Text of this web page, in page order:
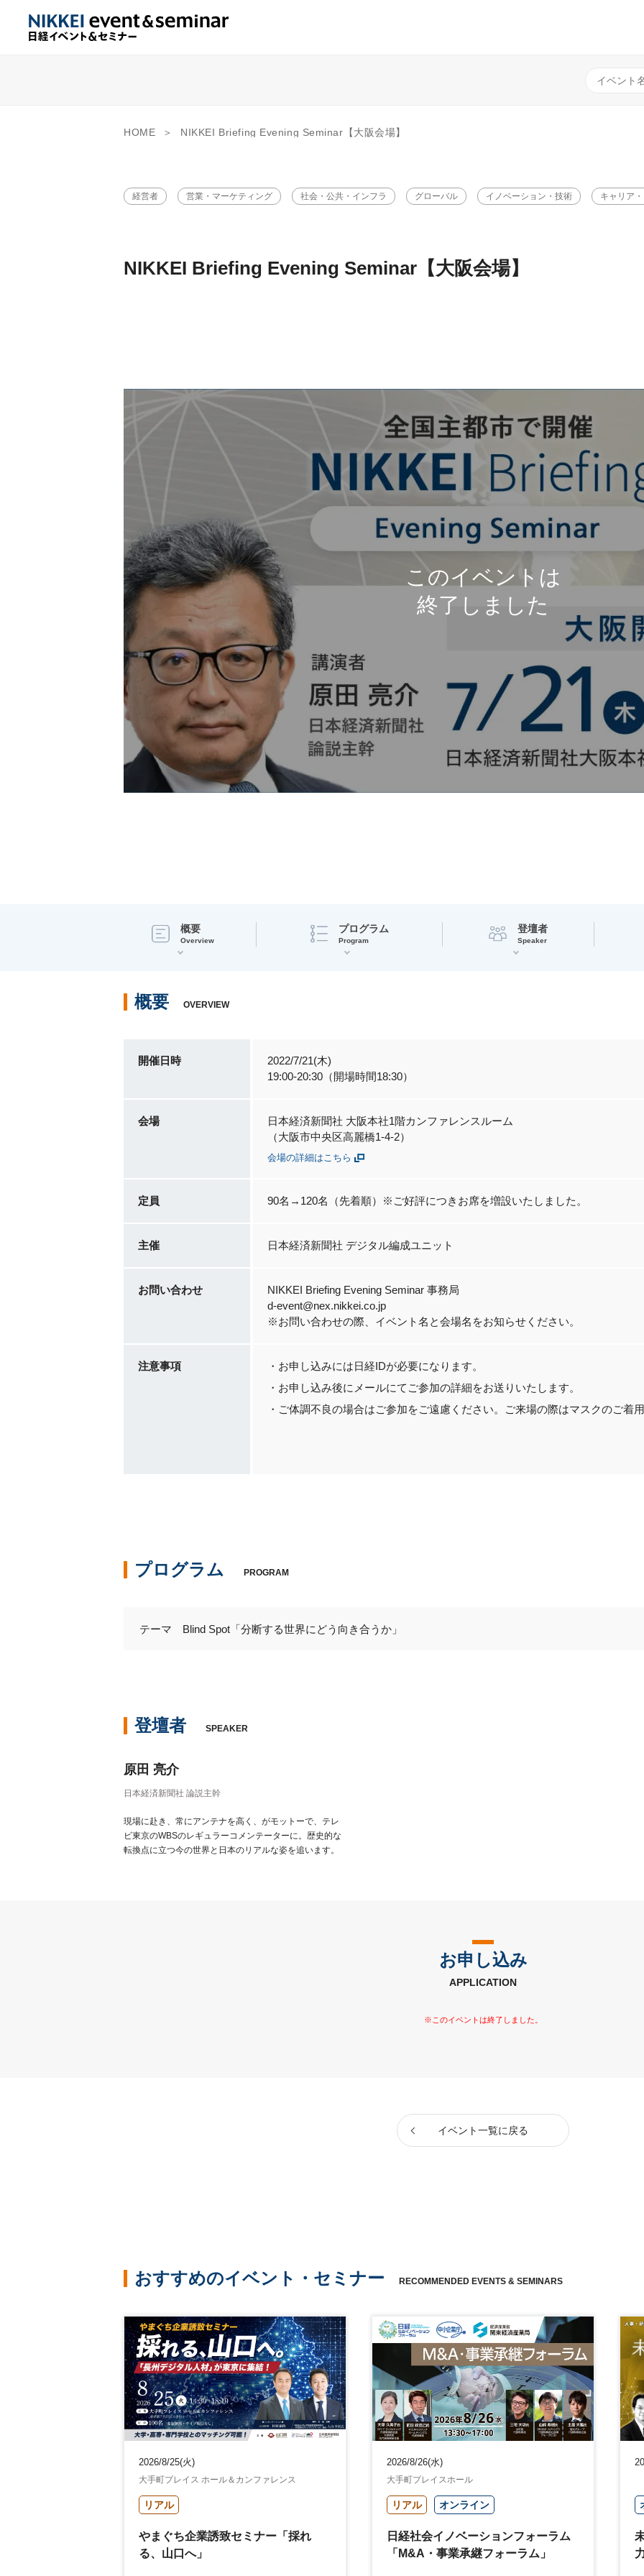
HOME NIKKEI Briefing Evening Seminar【大阪会場】
経営者 営業・マーケティング 社会・公共・インフラ グローバル イノベーション・技術 キャリア
NIKKEI Briefing Evening Seminar【大阪会場】
概要
Overview
プログラム
Program
登壇者
Speaker
概要 OVERVIEW
開催日時
2022/7/21(木)
19:00-20:30（開場時間18:30）
会場
日本経済新聞社 大阪本社1階カンファレンスルーム
（大阪市中央区高麗橋1-4-2）
会場の詳細はこちら
定員 90名→120名（先着順）※ご好評につきお席を増設いたしました。
主催 日本経済新聞社 デジタル編成ユニット
お問い合わせ
NIKKEI Briefing Evening Seminar 事務局
d-event@nex.nikkei.co.jp
※お問い合わせの際、イベント名と会場名をお知らせください。
注意事項
・お申し込みには日経IDが必要になります。
・お申し込み後にメールにてご参加の詳細をお送りいたします。
・ご体調不良の場合はご参加をご遠慮ください。ご来場の際はマスクのご着
プログラム PROGRAM
テーマ Blind Spot「分断する世界にどう向き合うか」
登壇者 SPEAKER
原田 亮介
日本経済新聞社 論説主幹
現場に赴き、常にアンテナを高く、がモットーで、テレ
ビ東京のWBSのレギュラーコメンテーターに。歴史的な
転換点に立つ今の世界と日本のリアルな姿を追います。
お申し込み
APPLICATION
イベント一覧に戻る
おすすめのイベント・セミナー RECOMMENDED EVENTS & SEMINARS
2026/8/25(火)
大手町プレイス ホール＆カンファレンス
リアル
やまぐち企業誘致セミナー「採れ
る、山口へ」
2026/8/26(水)
大手町プレイスホール
リアル オンライン
日経社会イノベーションフォーラム
「M&A・事業承継フォーラム」